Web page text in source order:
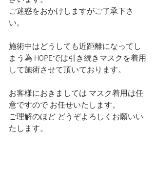
ご迷惑をおかけしますがご了承下さ
い。
施術中はどうしても近距離になってし
まう為 HOPEでは引き続きマスクを着用
して施術させて頂いております。
お客様におきましては マスク着用は任
意ですので お任せいたします。
ご理解のほど どうぞよろしくお願いい
たします。